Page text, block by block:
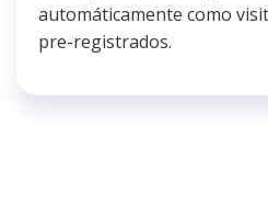
automáticamente como
pre-registrados.